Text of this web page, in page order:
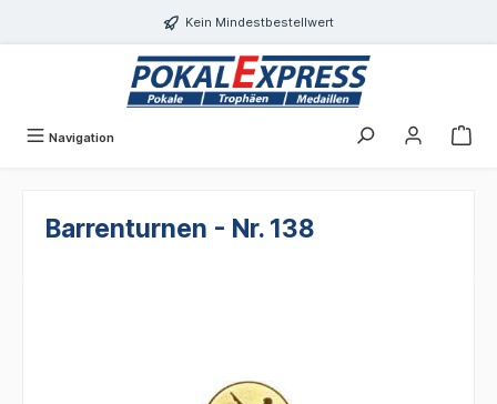
Kein Mindestbestellwert
Navigation
Barrenturnen - Nr. 138